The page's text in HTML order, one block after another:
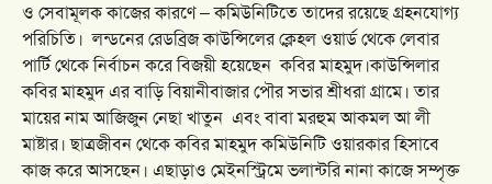
ও সেবামূলক কাজের কারণে – কমিউনিটিতে তাদের রয়েছে গ্রহনযোগ্য
পরিচিতি। লন্ডনের রেডব্রিজ কাউন্সিলের ক্লেহল ওয়ার্ড থেকে লেবার
পার্টি থেকে নির্বাচন করে বিজয়ী হয়েছেন কবির মাহমুদ।কাউন্সিলার
কবির মাহমুদ এর বাড়ি বিয়ানীবাজার পৌর সভার শ্রীধরা গ্রামে। তার
মায়ের নাম আজিজুন নেছা খাতুন এবং বাবা মরহুম আকমল আ লী
মাষ্টার। ছাত্রজীবন থেকে কবির মাহমুদ কমিউনিটি ওয়ারকার হিসাবে
কাজ করে আসছেন। এছাড়াও মেইনস্ট্রিমে ভলান্টরি নানা কাজে সম্পৃক্ত